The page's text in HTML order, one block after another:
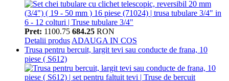
Pret: 1100.75 684.25 RON
Detalii produs ADAUGA IN COS
Trusa pentru bercuit, largit tevi sau conducte de frana, 10
piese ( S612)